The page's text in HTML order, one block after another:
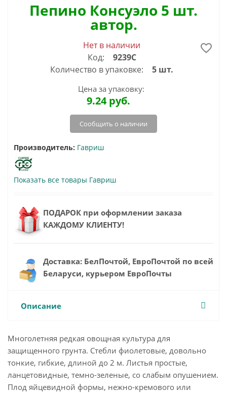
Пепино Консуэло 5 шт.
автор.
Нет в наличии
Код:
9239С
Количество в упаковке:
5 шт.
Цена за упаковку:
9.24руб.
Сообщить о наличии
Производитель: Гавриш
Показать все товары Гавриш
ПОДАРОК при оформлении заказа
КАЖДОМУ КЛИЕНТУ!
Доставка: БелПочтой, ЕвроПочтой по всей
Беларуси, курьером ЕвроПочты
Описание
Многолетняя редкая овощная культура для
защищенного грунта. Стебли фиолетовые, довольно
тонкие, гибкие, длиной до 2 м. Листья простые,
ланцетовидные, темно-зеленые, со слабым опушением.
Плод яйцевидной формы, нежно-кремового или